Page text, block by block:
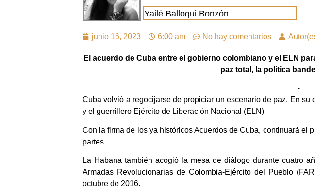
Yailé Balloqui Bonzón
junio 16, 2023 6:00 am No hay comentarios
El acuerdo de Cuba entre el gobierno colombiano y el ELN
paz total, la política
Cuba volvió a regocijarse de propiciar un escenario de paz. En
y el guerrillero Ejército de Liberación Nacional (ELN).
Con la firma de los ya históricos Acuerdos de Cuba, continuará el
partes.
La Habana también acogió la mesa de diálogo durante cuatro
Armadas Revolucionarias de Colombia-Ejército del Pueblo
octubre de 2016.